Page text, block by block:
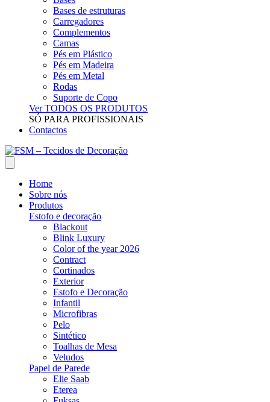
Bases de estruturas
Carregadores
Complementos
Camas
Pés em Plástico
Pés em Madeira
Pés em Metal
Rodas
Suporte de Copo
Ver TODOS OS PRODUTOS
SÓ PARA PROFISSIONAIS
Contactos
Home
Sobre nós
Produtos
Estofo e decoração
Blackout
Blink Luxury
Color of the year 2026
Contract
Cortinados
Exterior
Estofo e Decoração
Infantil
Microfibras
Pelo
Sintético
Toalhas de Mesa
Veludos
Papel de Parede
Elie Saab
Eterea